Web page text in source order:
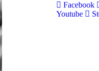
Facebook
Youtube